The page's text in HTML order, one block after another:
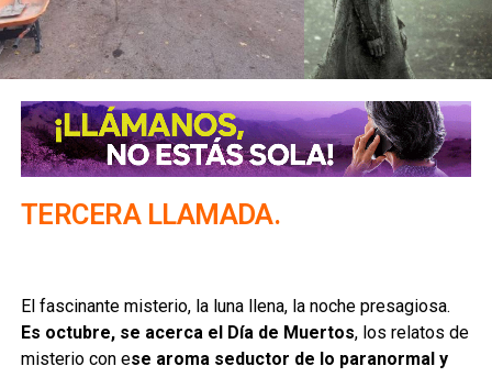
TERCERA LLAMADA.
El fascinante misterio, la luna llena, la noche presagiosa.
Es octubre, se acerca el Día de Muertos, los relatos de
misterio con ese aroma seductor de lo paranormal y